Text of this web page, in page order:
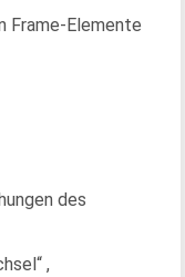
Frame-Elemente
des
,